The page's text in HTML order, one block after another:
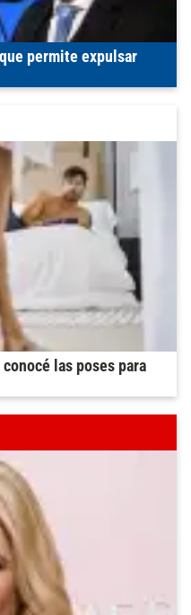
permite expulsar
las poses para